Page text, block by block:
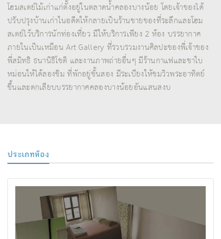
โฮมสเตย์ไม้เก่าแก่ตั้งอยู่ในตลาดน้ำคลองบางน้อย โดยเจ้าของได้
ปรับปรุงบ้านเก่าในอดีตให้กลายเป็นร้านขายของที่ระลึกและโฮม
สเตย์ไว้บริการนักท่องเที่ยว มีให้บริการเพียง 2 ห้อง บรรยากาศ
ภายในเป็นเหมือน Art Gallery ที่รวบรวมงานศิลปะของพี่เจ้าของ
พี่สมิทธิ ธนานิธิโชติ และงานภาพถ่ายอื่นๆ มีร้านกาแฟและชาใบ
หม่อนให้ได้ลองชิม ที่พักอยู่ชั้นสอง มีระเบียงให้ชมวิวพระอาทิตย์
ขึ้นและตกเลียบบรรยากาศคลองบางน้อยอันแสนสงบ
ประเภทห้อง